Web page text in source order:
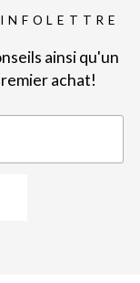
ainsi qu'un
achat!